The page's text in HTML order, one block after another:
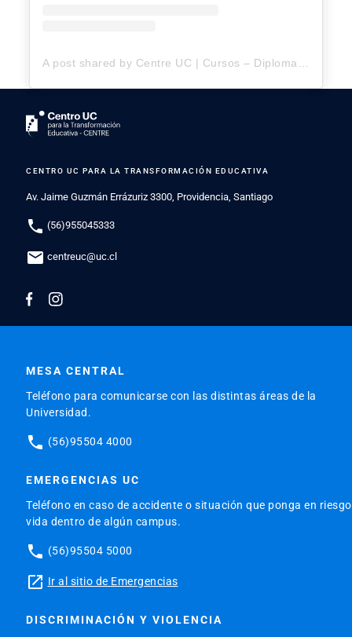
CENTRO UC PARA LA TRANSFORMACIÓN EDUCATIVA
Av. Jaime Guzmán Errázuriz 3300, Providencia, Santiago
phone (56)955045333
mail centreuc@uc.cl
MESA CENTRAL
Teléfono para comunicarse con las distintas áreas de la
Universidad.
phone (56)95504 4000
EMERGENCIAS UC
Teléfono en caso de accidente o situación que ponga en
vida dentro de algún campus.
phone (56)95504 5000
launch Ir al sitio de Emergencias
DISCRIMINACIÓN Y VIOLENCIA